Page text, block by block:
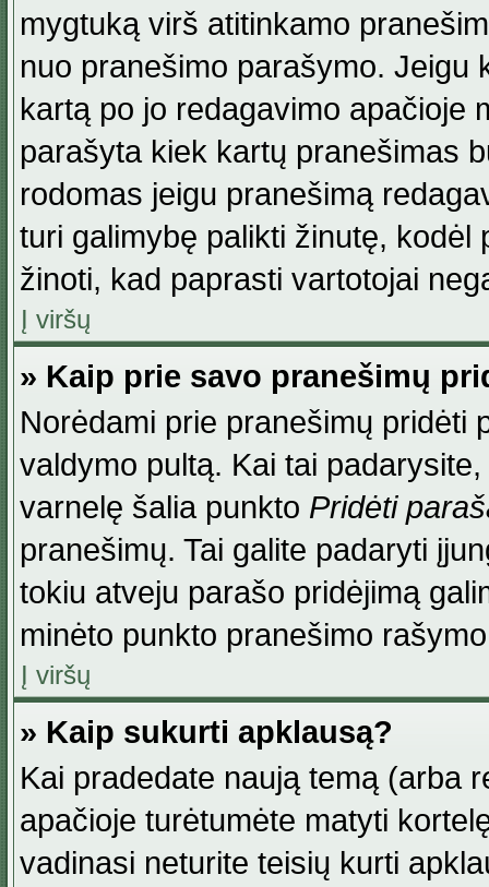
mygtuką virš atitinkamo
nuo pranešimo parašymo. Jeigu
kartą po jo redagavimo apačioje
parašyta kiek kartų pranešimas
rodomas jeigu pranešimą
turi galimybę palikti žinutę, kodėl
žinoti, kad paprasti vartotojai
Į viršų
» Kaip prie savo pranešimų
Norėdami prie pranešimų pridėti
valdymo pultą. Kai tai
varnelę šalia punkto Pridėti
pranešimų. Tai galite padaryti
tokiu atveju parašo pridėjimą
minėto punkto pranešimo
Į viršų
» Kaip sukurti apklausą?
Kai pradedate naują temą (arba
apačioje turėtumėte matyti
vadinasi neturite teisių kurti